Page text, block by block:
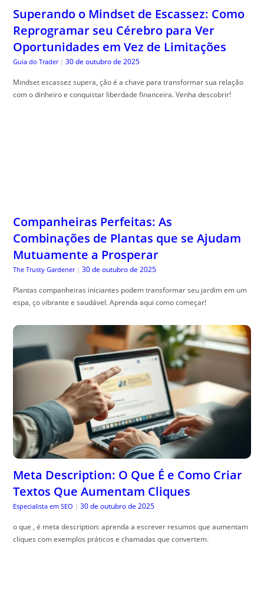
Superando o Mindset de Escassez: Como
Reprogramar seu Cérebro para Ver
Oportunidades em Vez de Limitações
Guia do Trader | 30 de outubro de 2025
Mindset escassez supera, ção é a chave para transformar sua relação
com o dinheiro e conquistar liberdade financeira. Venha descobrir!
Companheiras Perfeitas: As
Combinações de Plantas que se Ajudam
Mutuamente a Prosperar
The Trusty Gardener | 30 de outubro de 2025
Plantas companheiras iniciantes podem transformar seu jardim em um
espa, ço vibrante e saudável. Aprenda aqui como começar!
Meta Description: O Que É e Como Criar
Textos Que Aumentam Cliques
Especialista em SEO | 30 de outubro de 2025
o que , é meta description: aprenda a escrever resumos que aumentam
cliques com exemplos práticos e chamadas que convertem.